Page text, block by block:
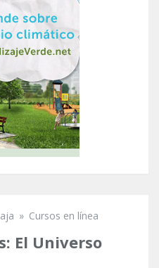
» Cursos en línea
El Universo